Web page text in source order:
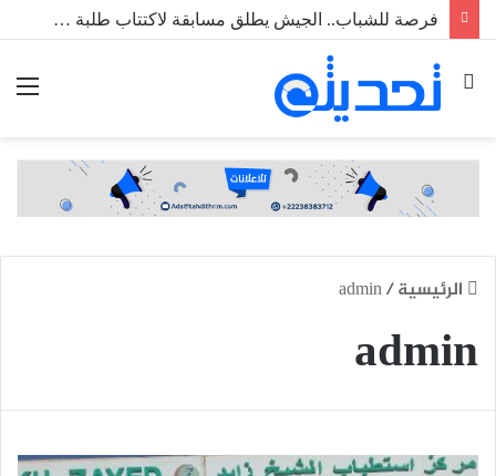
فرصة للشباب.. الجيش يطلق مسابقة لاكتتاب طلبة ضباط عاملين
بحث
عن
الرئيسية/
admin
admin